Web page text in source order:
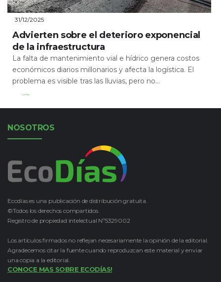
31/12/2025
Advierten sobre el deterioro exponencial
de la infraestructura
La falta de mantenimiento vial e hídrico genera costos
económicos diarios millonarios y afecta la logística. El
problema es visible tras las lluvias, pero no...
Leer Más
NOSOTROS
Ecodías es una publicación de distribución gratuita.
©Todos los derechos compartidos.
Registro de propiedad intelectual Nº5329002
Los artículos firmados no reflejan necesariamente la opinión de la editorial.
Agradecemos citar la fuente cuando reproduzcan este material y enviar
una copia a la editorial.
CONOCE MAS SOBRE ECODÍAS!